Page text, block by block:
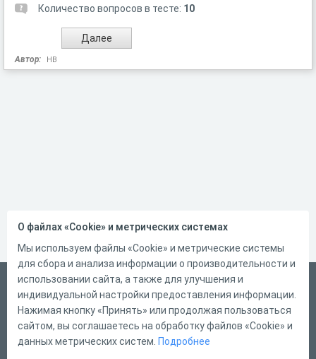
Количество вопросов в тесте: 10
Автор: НВ
Русский
Справка
Форма обратной связи
О файлах «Cookie» и метрических системах
Мы используем файлы «Cookie» и метрические системы
для сбора и анализа информации о производительности и
использовании сайта, а также для улучшения и
индивидуальной настройки предоставления информации.
Нажимая кнопку «Принять» или продолжая пользоваться
сайтом, вы соглашаетесь на обработку файлов «Cookie» и
данных метрических систем. Подробнее